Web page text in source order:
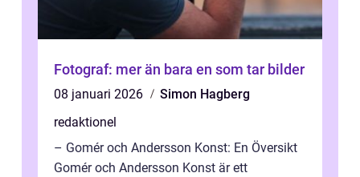
Fotograf: mer än bara en som tar bilder
08 januari 2026
Simon Hagberg
redaktionel
– Gomér och Andersson Konst: En Översikt
Gomér och Andersson Konst är ett